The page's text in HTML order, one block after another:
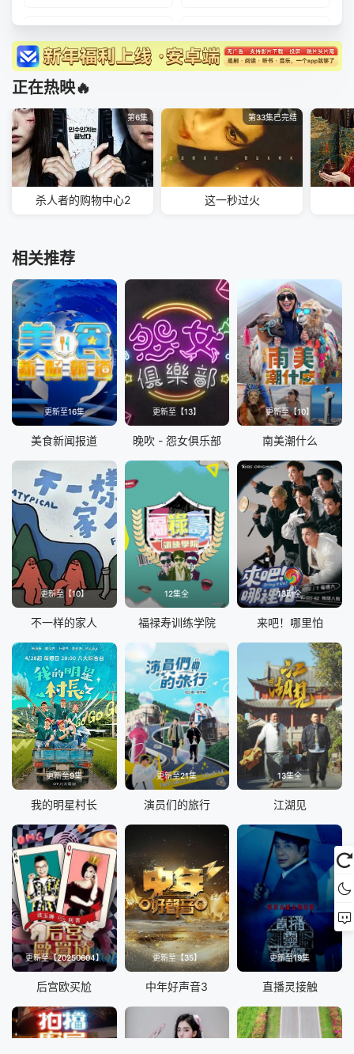
20230323期 20230327期
20230328期 20230329期
20230404期 20230405期
20230406期 20230411期
20230501期
20230508 20230509
20230518 20230522
20230523 20230524
20230525 20230530
20230531 20230601
20230605 20230607
20230608 20230612
20230613 20230614
20230620 20230622
20230626 20230627
20230629 20230703
20230704 20230705
20230706 20230710
20230711 20230712
20230713 20230717
20230718 20230719
20230724 20230725
20230727 20230731
20230801 20230802
20230803 20230807
20230808 20230809
正在热映🔥
第6集
杀人者的购物中心2
第33集已完结
这一秒过火
相关推荐
更新至16集
美食新闻报道
更新至【13】
晚吹 - 怨女俱乐部
更新至【10】
南美潮什么
更新至【10】
不一样的家人
12集全
福禄寿训练学院
13期全
来吧！哪里怕
更新至9集
我的明星村长
更新至21集
演员们的旅行
13集全
江湖见
更新至【20250604】
后宫欧买尬
更新至【35】
中年好声音3
更新至19集
直播灵接触